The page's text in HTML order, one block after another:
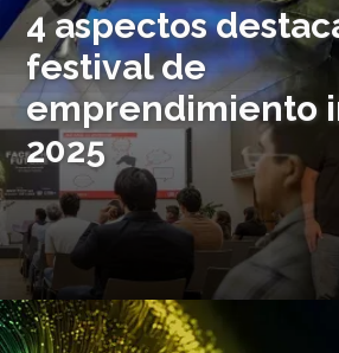
4 aspectos
festival de
emprendimiento
2025
Imagen
o